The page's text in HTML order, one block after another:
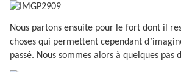
Nous partons ensuite pour le fort dont il
choses qui permettent cependant d’
passé. Nous sommes alors à quelques pas